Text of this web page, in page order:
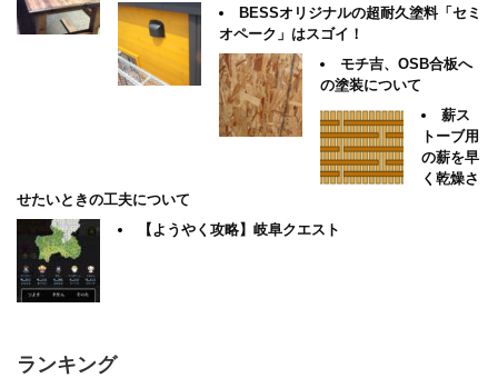
BESSオリジナルの超耐久塗料「セミ
オペーク」はスゴイ！
モチ吉、OSB合板へ
の塗装について
薪ス
トーブ用
の薪を早
く乾燥さ
せたいときの工夫について
【ようやく攻略】岐阜クエスト
ランキング